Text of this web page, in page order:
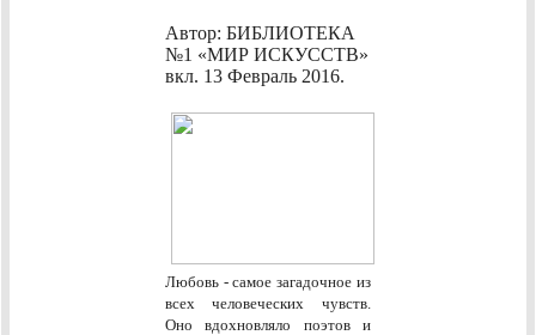
Автор: БИБЛИОТЕКА
№1 «МИР ИСКУССТВ»
вкл. 13 Февраль 2016.
Любовь - самое загадочное из
всех человеческих чувств.
Оно вдохновляло поэтов и